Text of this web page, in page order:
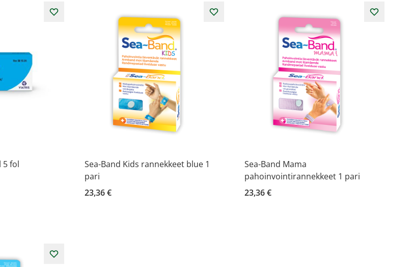
5 fol
Sea-Band Kids rannekkeet blue 1
pari
23,36 €
Sea-Band Mama
pahoinvointirannekkeet 1 pari
23,36 €